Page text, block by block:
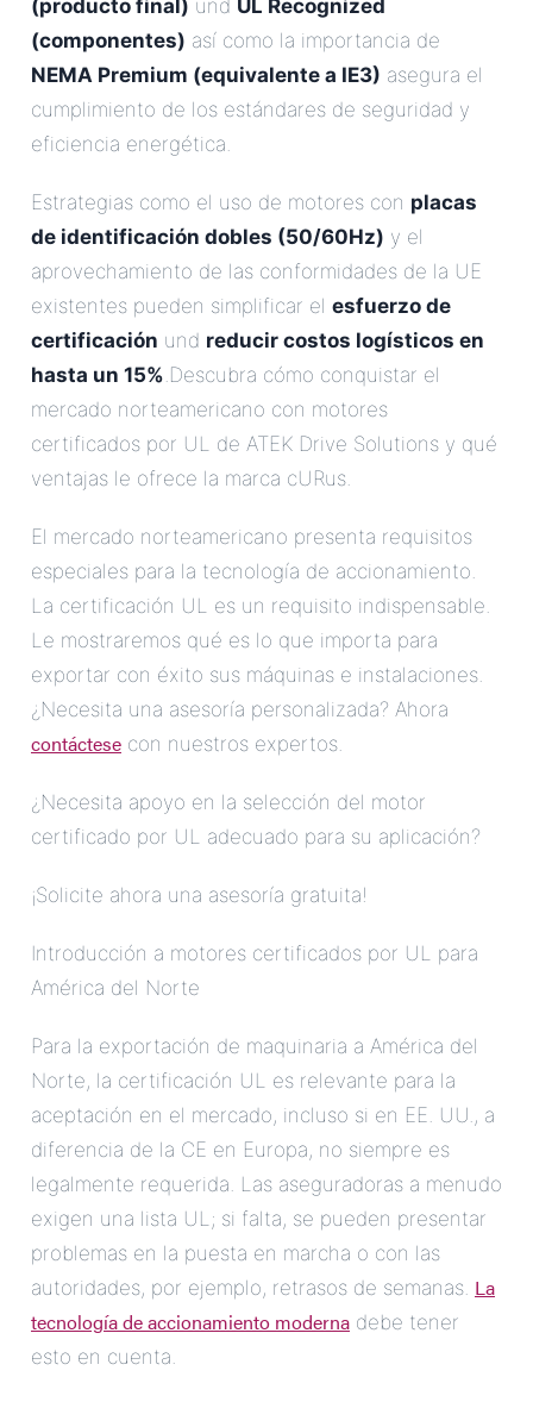
(producto final) und UL Recognized
(componentes) así como la importancia de
NEMA Premium (equivalente a IE3) asegura el
cumplimiento de los estándares de seguridad y
eficiencia energética.
Estrategias como el uso de motores con placas
de identificación dobles (50/60Hz) y el
aprovechamiento de las conformidades de la UE
existentes pueden simplificar el esfuerzo de
certificación und reducir costos logísticos en
hasta un 15%.Descubra cómo conquistar el
mercado norteamericano con motores
certificados por UL de ATEK Drive Solutions y qué
ventajas le ofrece la marca cURus.
El mercado norteamericano presenta requisitos
especiales para la tecnología de accionamiento.
La certificación UL es un requisito indispensable.
Le mostraremos qué es lo que importa para
exportar con éxito sus máquinas e instalaciones.
¿Necesita una asesoría personalizada? Ahora
contáctese con nuestros expertos.
¿Necesita apoyo en la selección del motor
certificado por UL adecuado para su aplicación?
¡Solicite ahora una asesoría gratuita!
Introducción a motores certificados por UL para
América del Norte
Para la exportación de maquinaria a América del
Norte, la certificación UL es relevante para la
aceptación en el mercado, incluso si en EE. UU., a
diferencia de la CE en Europa, no siempre es
legalmente requerida. Las aseguradoras a menudo
exigen una lista UL; si falta, se pueden presentar
problemas en la puesta en marcha o con las
autoridades, por ejemplo, retrasos de semanas. La
tecnología de accionamiento moderna debe tener
esto en cuenta.